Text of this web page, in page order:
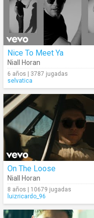
Nice To Meet Ya
Niall Horan
6 años | 3787 jugadas
selvatica
On The Loose
Niall Horan
8 años | 10679 jugadas
luizricardo_96